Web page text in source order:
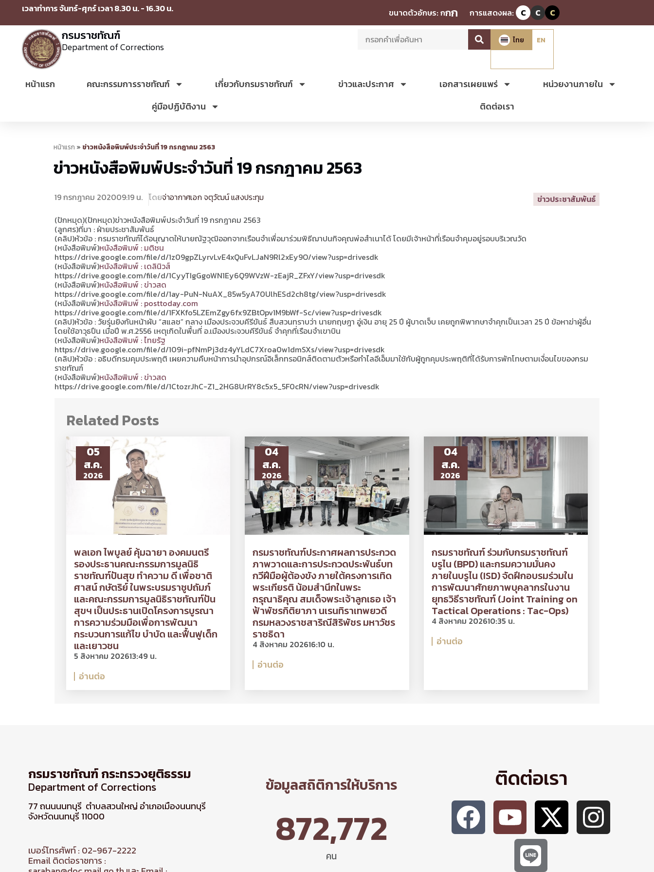
เวลาทำการ จันทร์-ศุกร์ เวลา 8.30 น. - 16.30 น. ขนาดตัวอักษร:กกก การแสดงผล: C C C
กรมราชทัณฑ์
Department of Corrections
ไทย EN
หน้าแรก คณะกรรมการราชทัณฑ์ เกี่ยวกับกรมราชทัณฑ์ ข่าวและประกาศ เอกสารเผยแพร่
หน่วยงานภายใน
คู่มือปฏิบัติงาน
ติดต่อเรา
หน้าแรก » ข่าวหนังสือพิมพ์ประจำวันที่ 19 กรกฎาคม 2563
ข่าวหนังสือพิมพ์ประจำวันที่ 19 กรกฎาคม 2563
19 กรกฎาคม 202009:19 น. โดยจ่าอากาศเอก จตุวัฒน์ แสงประทุม
ข่าวประชาสัมพันธ์
(ปักหมุด)(ปักหมุด)ข่าวหนังสือพิมพ์ประจำวันที่ 19 กรกฎาคม 2563
(ลูกศร)ที่มา : ฝ่ายประชาสัมพันธ์
(คลิป)หัวข้อ : กรมราชทัณฑ์ได้อนุญาตให้นายณัฐวุฒิออกจากเรือนจำเพื่อมาร่วมพิธีฌาปนกิจคุณพ่อสำเนาได้ โดยมีเจ้าหน้าที่เรือนจำคุมอยู่รอบบริเวณวัด
(หนังสือพิมพ์)หนังสือพิมพ์ : มติชน
https://drive.google.com/file/d/1z09gpZLyrvLvE4xQuFvLJaN9Rl2xEy9O/view?usp=drivesdk
(หนังสือพิมพ์)หนังสือพิมพ์ : เดลินิวส์
https://drive.google.com/file/d/1CyyTIgGgoWN1Ey6Q9WVzW-zEajR_ZFxY/view?usp=drivesdk
(หนังสือพิมพ์)หนังสือพิมพ์ : ข่าวสด
https://drive.google.com/file/d/1ay-PuN-NuAX_85w5yA70UlhESd2ch8tg/view?usp=drivesdk
(หนังสือพิมพ์)หนังสือพิมพ์ : posttoday.com
https://drive.google.com/file/d/1FXKfo5LZEmZgy6fx9ZBtOpv1M9bWf-Sc/view?usp=drivesdk
(คลิป)หัวข้อ : วัยรุ่นยิงกันหน้าผับ “สแลช” กลาง เมืองประจวบคีรีขันธ์ สืบสวนทราบว่า นายกฤษฎา อู่เงิน อายุ 25 ปี ผู้บาดเจ็บ เคยถูกพิพากษาจำคุกเป็นเวลา 25 ปี ข้อหาฆ่าผู้อื่น
โดยใช้อาวุธปืน เมื่อปี พ.ศ.2556 เหตุเกิดในพื้นที่ อ.เมืองประจวบคีรีขันธ์ จำคุกที่เรือนจำเขาบิน
(หนังสือพิมพ์)หนังสือพิมพ์ : ไทยรัฐ
https://drive.google.com/file/d/109i-pfNmPj3dz4yYLdC7Xroa0w1dmSXs/view?usp=drivesdk
(คลิป)หัวข้อ : อธิบดีกรมคุมประพฤติ เผยความคืบหน้าการนำอุปกรณ์อิเล็กทรอนิกส์ติดตามตัวหรือกำไลอีเอ็มมาใช้กับผู้ถูกคุมประพฤติที่ได้รับการพักโทษตามเงื่อนไขของกรม
ราชทัณฑ์
(หนังสือพิมพ์)หนังสือพิมพ์ : ข่าวสด
https://drive.google.com/file/d/1CtozrJhC-Z1_2HG8UrRY8c5x5_5F0cRN/view?usp=drivesdk
Related Posts
05
ส.ค.
2026
พลเอก ไพบูลย์ คุ้มฉายา องคมนตรี
รองประธานคณะกรรมการมูลนิธิ
ราชทัณฑ์ปันสุข ทำความ ดี เพื่อชาติ
ศาสน์ กษัตริย์ ในพระบรมราชูปถัมภ์
และคณะกรรมการมูลนิธิราชทัณฑ์ปัน
สุขฯ เป็นประธานเปิดโครงการบูรณา
การความร่วมมือเพื่อการพัฒนา
กระบวนการแก้ไข บำบัด และฟื้นฟูเด็ก
และเยาวชน
5 สิงหาคม 202613:49 น.
อ่านต่อ
04
ส.ค.
2026
กรมราชทัณฑ์ประกาศผลการประกวด
ภาพวาดและการประกวดประพันธ์บท
กวีฝีมือผู้ต้องขัง ภายใต้ครงการเทิด
พระเกียรติ น้อมสำนึกในพระ
กรุณาธิคุณ สมเด็จพระเจ้าลูกเธอ เจ้า
ฟ้าพัชรกิติยาภา นเรนทิราเทพยวดี
กรมหลวงราชสาริณีสิริพัชร มหาวัชร
ราชธิดา
4 สิงหาคม 202616:10 น.
อ่านต่อ
04
ส.ค.
2026
กรมราชทัณฑ์ ร่วมกับกรมราชทัณฑ์
บรูไน (BPD) และกรมความมั่นคง
ภายในบรูไน (ISD) จัดฝึกอบรมร่วมใน
การพัฒนาศักยภาพบุคลากรในงาน
ยุทธวิธีราชทัณฑ์ (Joint Training on
Tactical Operations : Tac-Ops)
4 สิงหาคม 202610:35 น.
อ่านต่อ
กรมราชทัณฑ์ กระทรวงยุติธรรม
Department of Corrections
77 ถนนนนทบุรี ตำบลสวนใหญ่ อำเภอเมืองนนทบุรี
จังหวัดนนทบุรี 11000
เบอร์โทรศัพท์ : 02-967-2222
Email ติดต่อราชการ :
ข้อมูลสถิติการให้บริการ
คน
872,772
ติดต่อเรา